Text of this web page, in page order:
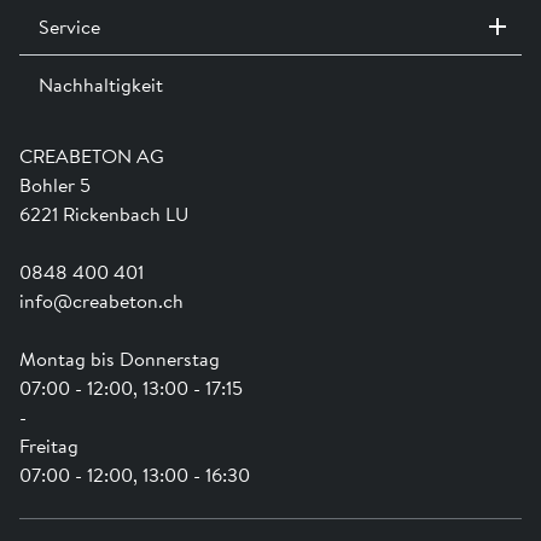
CREABETON AG
Bohler 5
6221 Rickenbach LU
0848 400 401
info@creabeton.ch
Montag bis Donnerstag
07:00 - 12:00, 13:00 - 17:15
-
Freitag
07:00 - 12:00, 13:00 - 16:30
Kontakt / Standorte
Ausstellungen
Team
Ausbildung
Service
Dienstleistungen
Shop Hilfe
Anwendungsunterstützung
Newsletter
Nachhaltigkeit
Engagement
Swissness
Schwammstadt